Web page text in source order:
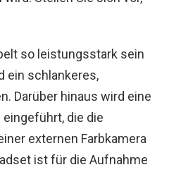
so leistungsstark sein
ein schlankeres,
Darüber hinaus wird eine
die die
externen Farbkamera
ist für die Aufnahme